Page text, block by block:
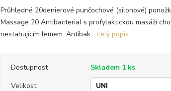
Průhledné 20denierové punčochové (silonové)
Massage 20 Antibacterial s profylaktickou masáží
nestahujícím lemem. Antibak... celý popis
Dostupnost
Skladem 1 ks
Velikost: